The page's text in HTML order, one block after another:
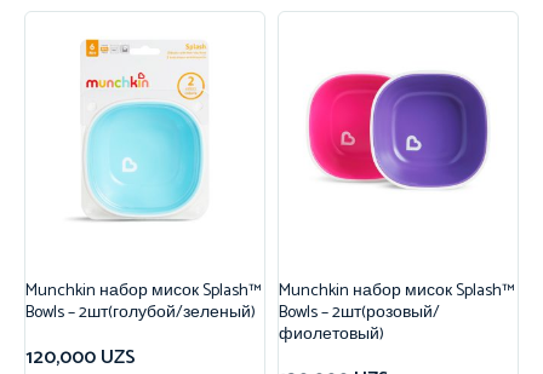
Munchkin набор мисок Splash™
Bowls – 2шт(голубой/зеленый)
120,000UZS
Munchkin набор мисок Splash™
Bowls – 2шт(розовый/
фиолетовый)